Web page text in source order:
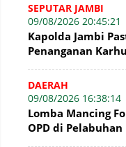
SEPUTAR JAMBI
09/08/2026 20:45:21
Kapolda Jambi
Penanganan
TNI-Polri dan BP
DAERAH
09/08/2026 16:38:14
Lomba Mancing
OPD di